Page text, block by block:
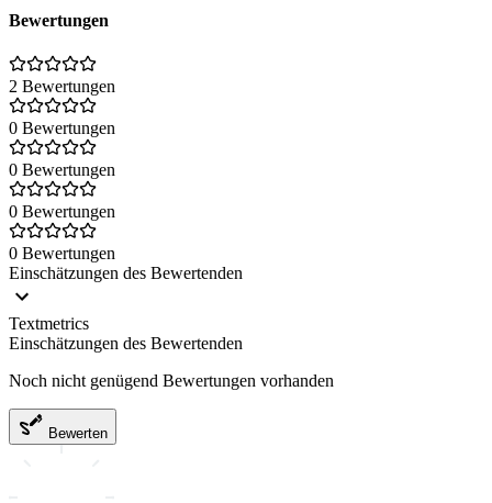
Bewertungen
2 Bewertungen
0 Bewertungen
0 Bewertungen
0 Bewertungen
0 Bewertungen
Einschätzungen des Bewertenden
Textmetrics
Einschätzungen des Bewertenden
Noch nicht genügend Bewertungen vorhanden
Bewerten